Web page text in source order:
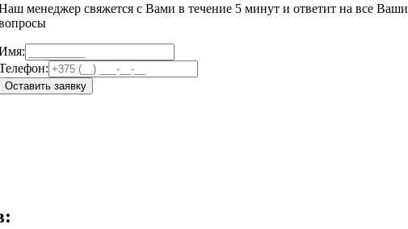
менеджер свяжется с Вами в течение 5 минут и ответит на все Ваши
Оставить заявку